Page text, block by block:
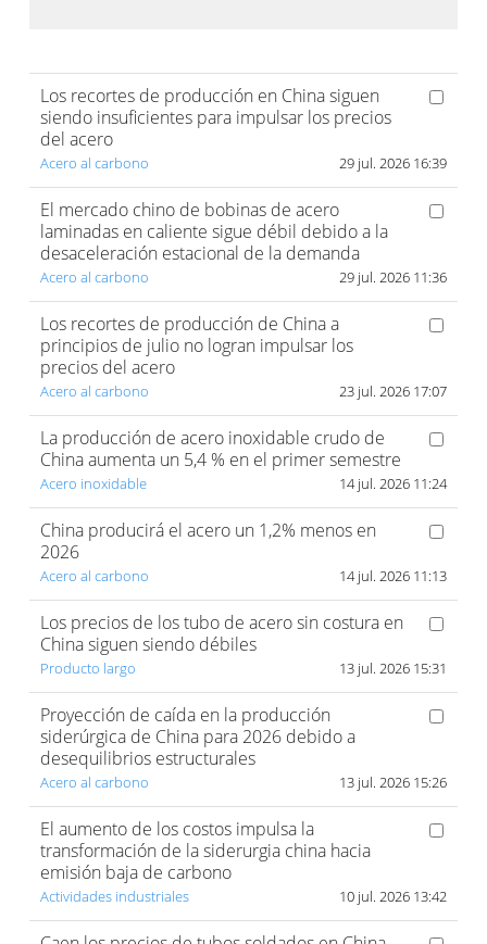
Los recortes de producción en China siguen
siendo insuficientes para impulsar los precios
del acero
Acero al carbono 29 jul. 2026 16:39
El mercado chino de bobinas de acero
laminadas en caliente sigue débil debido a la
desaceleración estacional de la demanda
Acero al carbono 29 jul. 2026 11:36
Los recortes de producción de China a
principios de julio no logran impulsar los
precios del acero
Acero al carbono 23 jul. 2026 17:07
La producción de acero inoxidable crudo de
China aumenta un 5,4 % en el primer semestre
Acero inoxidable 14 jul. 2026 11:24
China producirá el acero un 1,2% menos en
2026
Acero al carbono 14 jul. 2026 11:13
Los precios de los tubo de acero sin costura en
China siguen siendo débiles
Producto largo 13 jul. 2026 15:31
Proyección de caída en la producción
siderúrgica de China para 2026 debido a
desequilibrios estructurales
Acero al carbono 13 jul. 2026 15:26
El aumento de los costos impulsa la
transformación de la siderurgia china hacia
emisión baja de carbono
Actividades industriales 10 jul. 2026 13:42